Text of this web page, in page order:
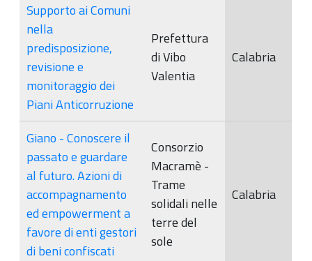
Supporto ai Comuni
nella
predisposizione,
revisione e
monitoraggio dei
Piani Anticorruzione
Prefettura
di Vibo
Valentia
Calabria
Giano - Conoscere il
passato e guardare
al futuro. Azioni di
accompagnamento
ed empowerment a
favore di enti gestori
di beni confiscati
Consorzio
Macramè -
Trame
solidali nelle
terre del
sole
Calabria